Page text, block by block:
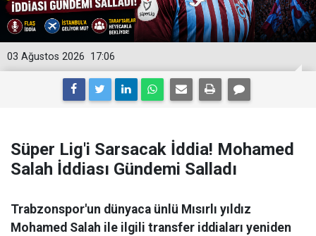
17:06
03 Ağustos 2026
Süper Lig'i Sarsacak İddia! Mohamed
Salah İddiası Gündemi Salladı
Trabzonspor'un dünyaca ünlü Mısırlı yıldız
Mohamed Salah ile ilgili transfer iddiaları yeniden